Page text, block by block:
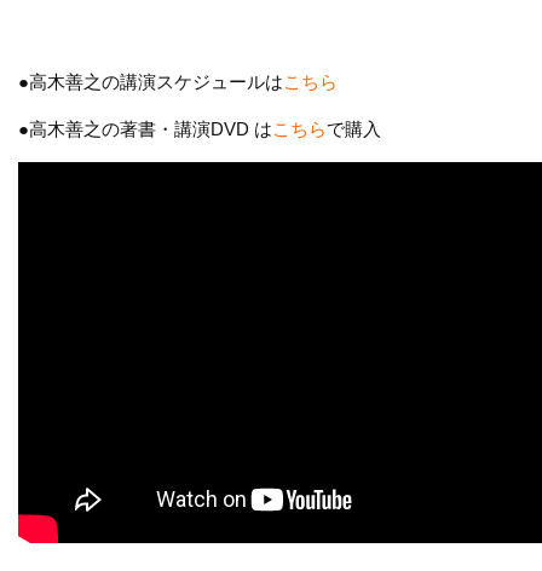
●高木善之の講演スケジュールはこちら
●高木善之の著書・講演DVD はこちらで購入